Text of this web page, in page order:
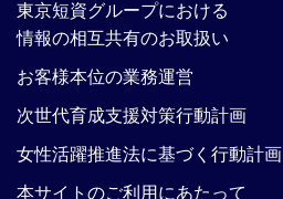
東京短資グループにおける
情報の相互共有のお取扱い
お客様本位の業務運営
次世代育成支援対策行動計画
女性活躍推進法に基づく行動計画
本サイトのご利用にあたって